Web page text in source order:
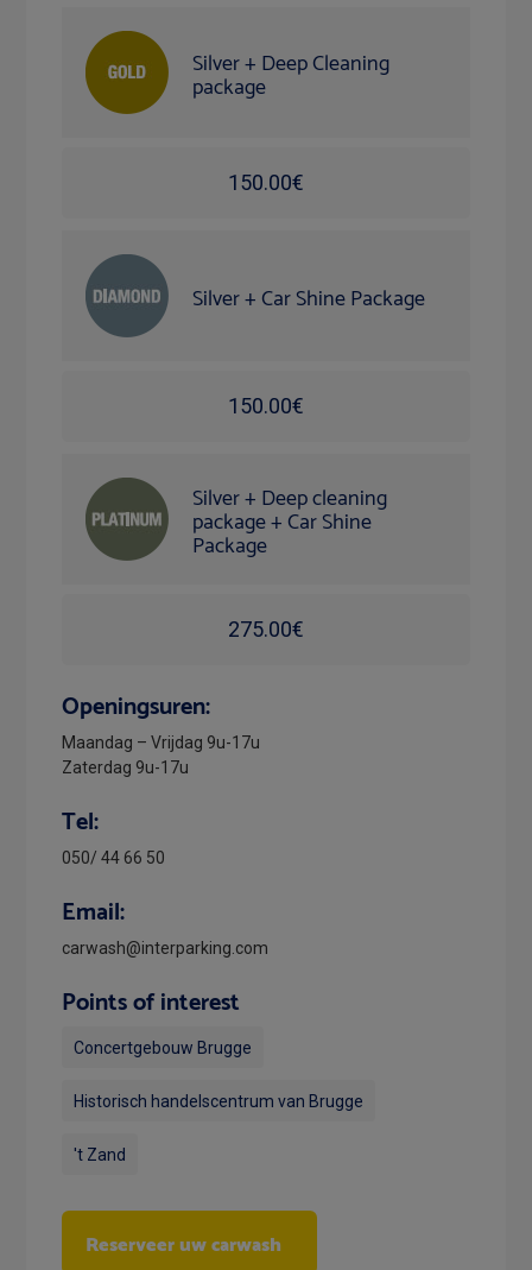
Silver + Deep Cleaning
package
150.00€
Silver + Car Shine Package
150.00€
Silver + Deep cleaning
package + Car Shine
Package
275.00€
Openingsuren:
Maandag – Vrijdag 9u-17u
Zaterdag 9u-17u
Tel:
050/ 44 66 50
Email:
carwash@interparking.com
Points of interest
Concertgebouw Brugge
Historisch handelscentrum van Brugge
't Zand
Reserveer uw carwash